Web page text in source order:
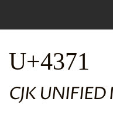
U+4371
CJK